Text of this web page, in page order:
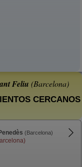
Feliu (Barcelona)
CERCANOS
(Barcelona)